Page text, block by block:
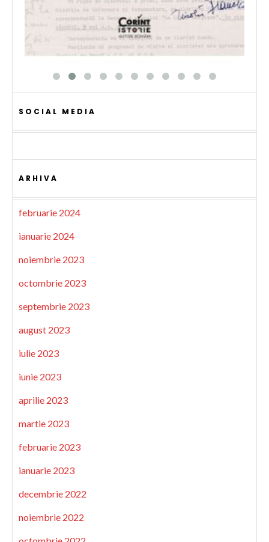
SOCIAL MEDIA
ARHIVA
februarie 2024
ianuarie 2024
noiembrie 2023
octombrie 2023
septembrie 2023
august 2023
iulie 2023
iunie 2023
aprilie 2023
martie 2023
februarie 2023
ianuarie 2023
decembrie 2022
noiembrie 2022